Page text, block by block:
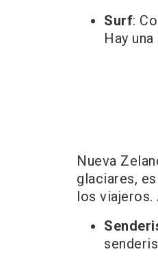
Surf:
Hay
Nueva
glaciares,
los viajeros.